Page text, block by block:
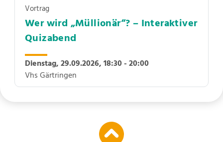
Vortrag
Wer wird „Müllionär“? – Interaktiver
Quizabend
Dienstag, 29.09.2026,18:30 - 20:00
Vhs Gärtringen